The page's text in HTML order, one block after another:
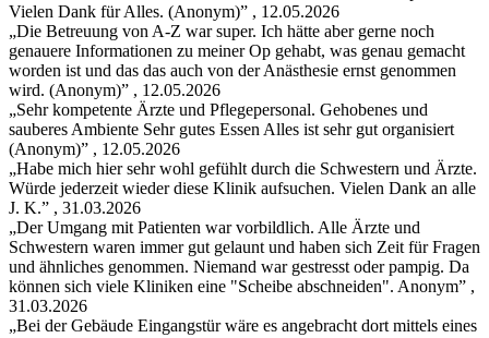
Vielen Dank für Alles. (Anonym)” , 12.05.2026
„Die Betreuung von A-Z war super. Ich hätte aber gerne noch
genauere Informationen zu meiner Op gehabt, was genau gemacht
worden ist und das das auch von der Anästhesie ernst genommen
wird. (Anonym)” , 12.05.2026
„Sehr kompetente Ärzte und Pflegepersonal. Gehobenes und
sauberes Ambiente Sehr gutes Essen Alles ist sehr gut organisiert
(Anonym)” , 12.05.2026
„Habe mich hier sehr wohl gefühlt durch die Schwestern und Ärzte.
Würde jederzeit wieder diese Klinik aufsuchen. Vielen Dank an alle
J. K.” , 31.03.2026
„Der Umgang mit Patienten war vorbildlich. Alle Ärzte und
Schwestern waren immer gut gelaunt und haben sich Zeit für Fragen
und ähnliches genommen. Niemand war gestresst oder pampig. Da
können sich viele Kliniken eine "Scheibe abschneiden". Anonym” ,
31.03.2026
„Bei der Gebäude Eingangstür wäre es angebracht dort mittels eines